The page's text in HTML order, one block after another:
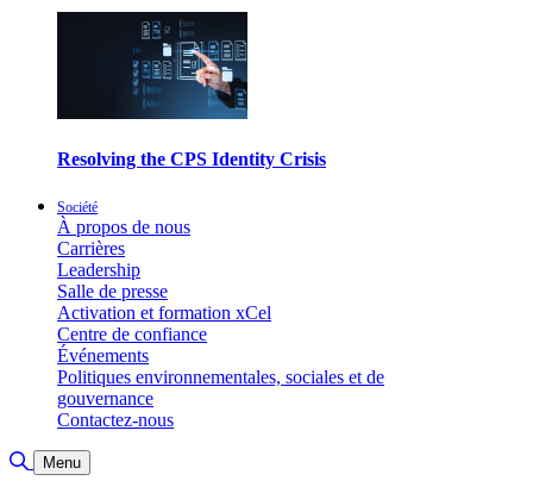
Resolving the CPS Identity Crisis
Société
À propos de nous
Carrières
Leadership
Salle de presse
Activation et formation xCel
Centre de confiance
Événements
Politiques environnementales, sociales et de
gouvernance
Contactez-nous
Basculer la recherche
Menu